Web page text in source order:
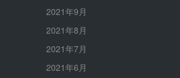
2021年9月
2021年8月
2021年7月
2021年6月